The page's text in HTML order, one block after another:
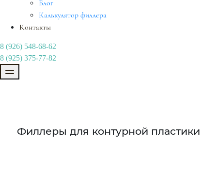
Блог
Калькулятор филлера
Контакты
8 (926) 548-68-62
8 (925) 375-77-82
Филлеры для контурной пластики